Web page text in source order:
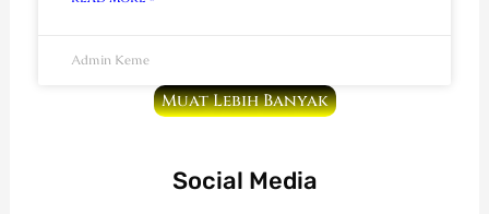
Admin Keme
Muat Lebih Banyak
Social Media